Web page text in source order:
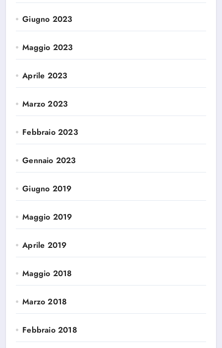
Giugno 2023
Maggio 2023
Aprile 2023
Marzo 2023
Febbraio 2023
Gennaio 2023
Giugno 2019
Maggio 2019
Aprile 2019
Maggio 2018
Marzo 2018
Febbraio 2018